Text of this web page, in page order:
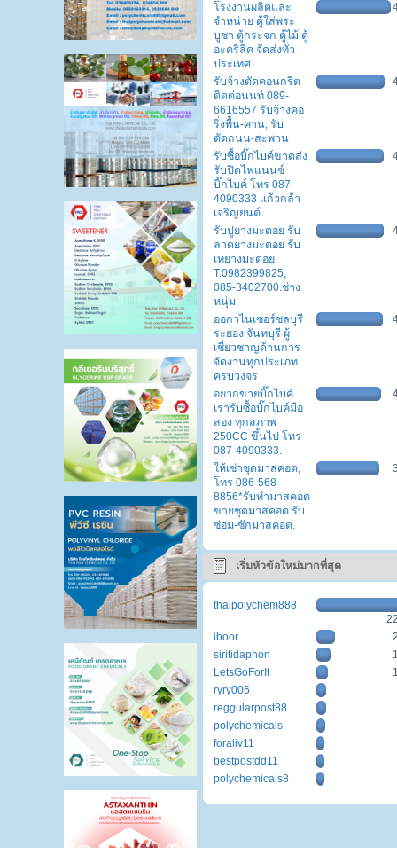
โรงงานผลิตและ
จำหน่าย ตู้ใส่พระ
บูชา ตู้กระจก ตู้ไม้ ตู้
อะคริลิค จัดส่งทั่ว
ประเทศ
รับจ้างตัดคอนกรีต
ติดต่อนนท์ 089-
6616557 รับจ้างคอ
ริ่งพื้น-คาน, รับ
ตัดถนน-สะพาน
รับซื้อบิ๊กไบค์ขาดส่ง
รับปิดไฟแนนซ์
บิ๊กไบค์ โทร 087-
4090333 แก้วกล้า
เจริญยนต์.
รับปูยางมะตอย รับ
ลาดยางมะตอย รับ
เทยางมะตอย
T:0982399825,
085-3402700.ช่าง
หนุ่ม
ออกาไนเซอร์ชลบุรี
ระยอง จันทบุรี ผู้
เชี่ยวชาญด้านการ
จัดงานทุกประเภท
ครบวงจร
อยากขายบิ๊กไบค์
เรารับซื้อบิ๊กไบค์มือ
สอง ทุกสภาพ
250CC ขึ้นไป โทร
087-4090333.
ให้เช่าชุดมาสคอต,
โทร 086-568-
8856*รับทำมาสคอต
ขายชุดมาสคอต รับ
ซ่อม-ซักมาสคอต.
เริ่มหัวข้อใหม่มากที่สุด
thaipolychem888
iboor
siritidaphon
LetsGoForIt
ryry005
reggularpost88
polychemicals
foraliv11
bestpostdd11
polychemicals8